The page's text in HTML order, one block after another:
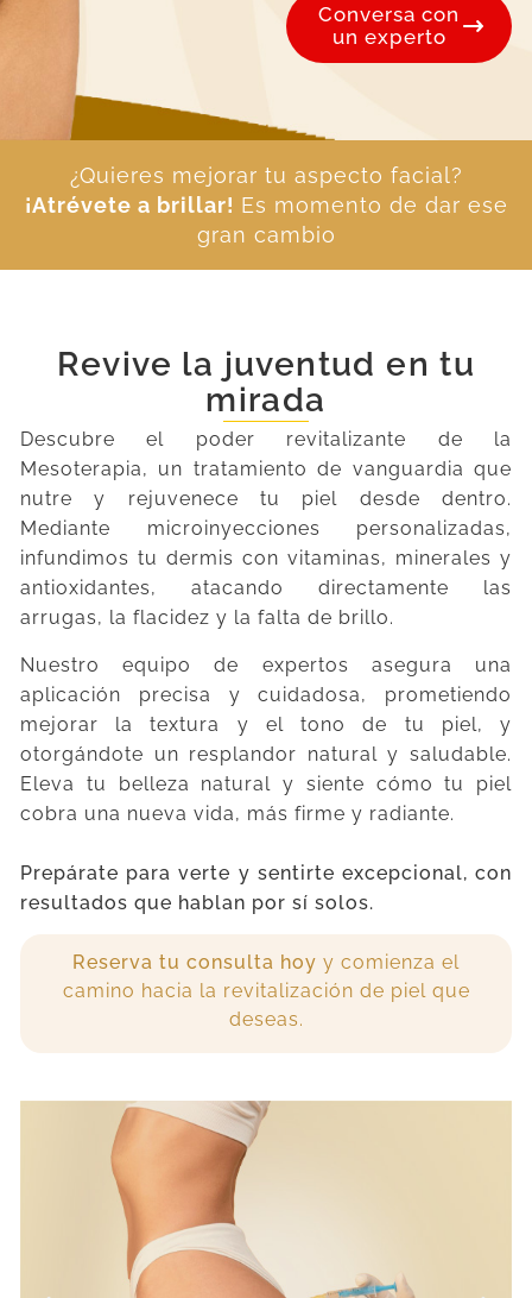
Conversa con
un experto
¿Quieres mejorar tu aspecto facial?
¡Atrévete a brillar! Es momento de dar ese
gran cambio
Revive la juventud en tu
mirada
Descubre el poder revitalizante de la
Mesoterapia, un tratamiento de vanguardia que
nutre y rejuvenece tu piel desde dentro.
Mediante microinyecciones personalizadas,
infundimos tu dermis con vitaminas, minerales y
antioxidantes, atacando directamente las
arrugas, la flacidez y la falta de brillo.
Nuestro equipo de expertos asegura una
aplicación precisa y cuidadosa, prometiendo
mejorar la textura y el tono de tu piel, y
otorgándote un resplandor natural y saludable.
Eleva tu belleza natural y siente cómo tu piel
cobra una nueva vida, más firme y radiante.
Prepárate para verte y sentirte excepcional, con
resultados que hablan por sí solos.
Reserva tu consulta hoy y comienza el
camino hacia la revitalización de piel que
deseas.